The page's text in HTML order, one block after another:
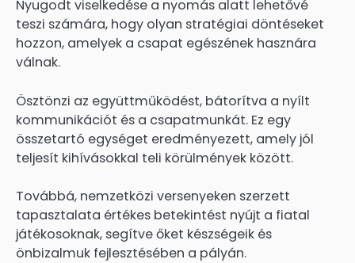
Nyugodt viselkedése a nyomás alatt lehetővé
teszi számára, hogy olyan stratégiai döntéseket
hozzon, amelyek a csapat egészének hasznára
válnak.
Ösztönzi az együttműködést, bátorítva a nyílt
kommunikációt és a csapatmunkát. Ez egy
összetartó egységet eredményezett, amely jól
teljesít kihívásokkal teli körülmények között.
Továbbá, nemzetközi versenyeken szerzett
tapasztalata értékes betekintést nyújt a fiatal
játékosoknak, segítve őket készségeik és
önbizalmuk fejlesztésében a pályán.